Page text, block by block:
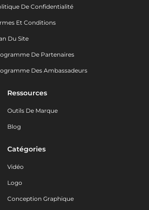
De Confidentialité
Et Conditions
Du Site
De Partenaires
Des Ambassadeurs
Ressources
Outils De Marque
Blog
Catégories
Vidéo
Logo
Conception Graphique